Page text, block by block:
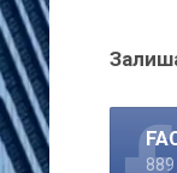
889